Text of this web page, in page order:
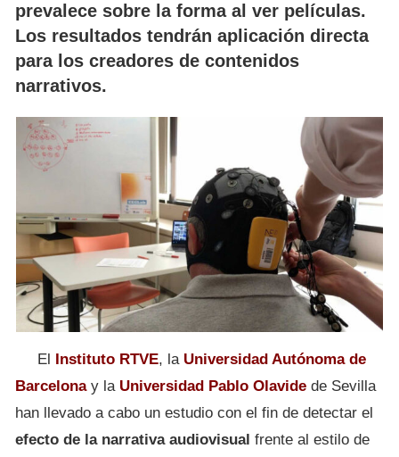
prevalece sobre la forma al ver películas.
Los resultados tendrán aplicación directa
para los creadores de contenidos
narrativos.
El Instituto RTVE, la Universidad Autónoma de
Barcelonay la Universidad Pablo Olavide de Sevilla
han llevado a cabo un estudio con el fin de detectar el
efecto de la narrativa audiovisual frente al estilo de